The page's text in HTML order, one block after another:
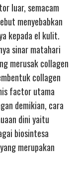
luar, semacam
menyebabkan
kepada el kulit.
sinar matahari
merusak collagen
collagen
factor utama
demikian, cara
dini yaitu
biosintesa
merupakan